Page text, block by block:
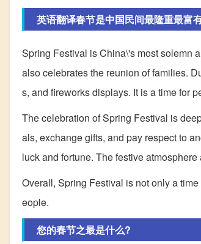
英语翻译春节是中国民间最隆重最富
Spring Festival is China\'s most solemn
also celebrates the reunion of families.
s, and fireworks displays. It is a time for
The celebration of Spring Festival is
als, exchange gifts, and pay respect to
luck and fortune. The festive
Overall, Spring Festival is not only a
eople.
您的春节之最是什么?